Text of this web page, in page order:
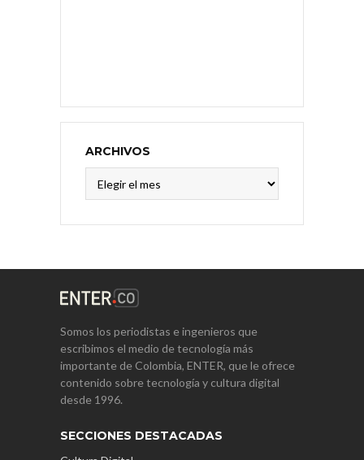
ARCHIVOS
Somos los periodistas e ingenieros que
escribimos el medio de tecnología más
importante de Colombia, ENTER, que le ofrece
contenido sobre tecnología y cultura digital
desde 1996.
SECCIONES DESTACADAS